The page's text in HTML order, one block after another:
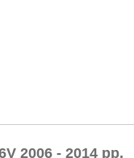
2006 - 2014 рр.